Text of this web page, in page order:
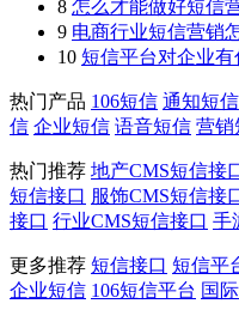
8 怎么才能做好短信
9 电商行业短信营销
10 短信平台对企业有
热门产品 106短信 通知短信
信 企业短信 语音短信 营销
热门推荐 地产CMS短信接
短信接口 服饰CMS短信接
接口 行业CMS短信接口 手
更多推荐 短信接口 短信平
企业短信 106短信平台 国